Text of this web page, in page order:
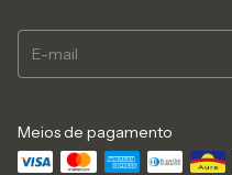
Meios de pagamento